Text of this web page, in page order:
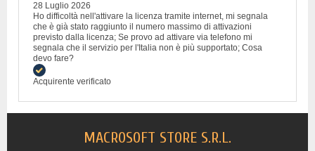
28 Luglio 2026
Ho difficoltà nell'attivare la licenza tramite internet, mi segnala
che è già stato raggiunto il numero massimo di attivazioni
previsto dalla licenza; Se provo ad attivare via telefono mi
segnala che il servizio per l'Italia non è più supportato; Cosa
devo fare?
Acquirente verificato
MACROSOFT STORE S.R.L.